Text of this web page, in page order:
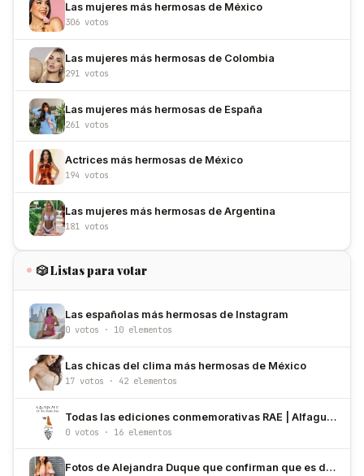
Las mujeres más hermosas de México
306 votos
Las mujeres más hermosas de Colombia
291 votos
Las mujeres más hermosas de España
261 votos
Actrices más hermosas de México
194 votos
Las mujeres más hermosas de Argentina
181 votos
🎲 Listas para votar
Las españolas más hermosas de Instagram
0 votos · 10 elementos
Las chicas del clima más hermosas de México
17 votos · 42 elementos
Todas las ediciones conmemorativas RAE | Alfaguara
0 votos · 16 elementos
Fotos de Alejandra Duque que confirman que es de las más bellas de Colombia